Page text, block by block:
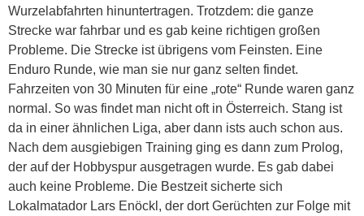
Wurzelabfahrten hinuntertragen. Trotzdem: die ganze
Strecke war fahrbar und es gab keine richtigen großen
Probleme. Die Strecke ist übrigens vom Feinsten. Eine
Enduro Runde, wie man sie nur ganz selten findet.
Fahrzeiten von 30 Minuten für eine „rote“ Runde waren ganz
normal. So was findet man nicht oft in Österreich. Stang ist
da in einer ähnlichen Liga, aber dann ists auch schon aus.
Nach dem ausgiebigen Training ging es dann zum Prolog,
der auf der Hobbyspur ausgetragen wurde. Es gab dabei
auch keine Probleme. Die Bestzeit sicherte sich
Lokalmatador Lars Enöckl, der dort Gerüchten zur Folge mit